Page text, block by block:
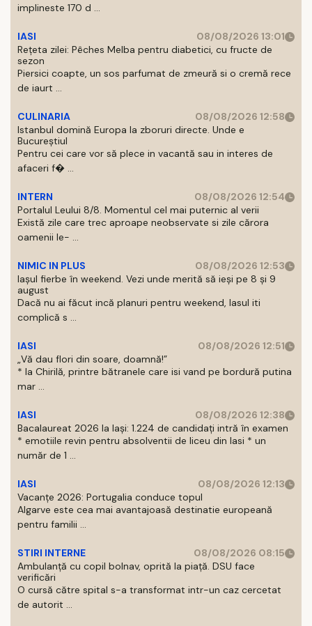
implineste 170 d ...
IASI
08/08/2026 13:01
Rețeta zilei: Pêches Melba pentru diabetici, cu fructe de
sezon
Piersici coapte, un sos parfumat de zmeură si o cremă rece
de iaurt ...
CULINARIA
08/08/2026 12:58
Istanbul domină Europa la zboruri directe. Unde e
Bucureștiul
Pentru cei care vor să plece in vacantă sau in interes de
afaceri f� ...
INTERN
08/08/2026 12:54
Portalul Leului 8/8. Momentul cel mai puternic al verii
Există zile care trec aproape neobservate si zile cărora
oamenii le- ...
NIMIC IN PLUS
08/08/2026 12:53
Iașul fierbe în weekend. Vezi unde merită să ieși pe 8 și 9
august
Dacă nu ai făcut incă planuri pentru weekend, Iasul iti
complică s ...
IASI
08/08/2026 12:51
„Vă dau flori din soare, doamnă!”
* la Chirilă, printre bătranele care isi vand pe bordură putina
mar ...
IASI
08/08/2026 12:38
Bacalaureat 2026 la Iași: 1.224 de candidați intră în examen
* emotiile revin pentru absolventii de liceu din Iasi * un
număr de 1 ...
IASI
08/08/2026 12:13
Vacanțe 2026: Portugalia conduce topul
Algarve este cea mai avantajoasă destinatie europeană
pentru familii ...
STIRI INTERNE
08/08/2026 08:15
Ambulanță cu copil bolnav, oprită la piață. DSU face
verificări
O cursă către spital s-a transformat intr-un caz cercetat
de autorit ...